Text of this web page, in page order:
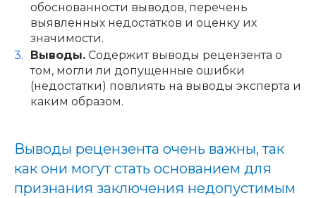
обоснованности выводов, перечень
выявленных недостатков и оценку их
значимости.
Выводы.Содержит выводы рецензента о
том, могли ли допущенные ошибки
(недостатки) повлиять на выводы эксперта и
каким образом.
Выводы рецензента очень важны, так
как они могут стать основанием для
признания заключения недопустимым